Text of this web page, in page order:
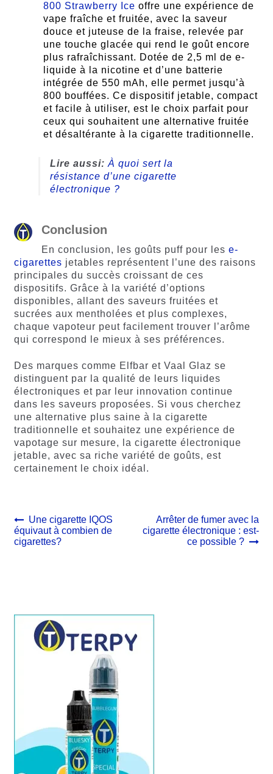
800 Strawberry Ice offre une expérience de
vape fraîche et fruitée, avec la saveur
douce et juteuse de la fraise, relevée par
une touche glacée qui rend le goût encore
plus rafraîchissant. Dotée de 2,5 ml de e-
liquide à la nicotine et d’une batterie
intégrée de 550 mAh, elle permet jusqu’à
800 bouffées. Ce dispositif jetable, compact
et facile à utiliser, est le choix parfait pour
ceux qui souhaitent une alternative fruitée
et désaltérante à la cigarette traditionnelle.
Lire aussi: À quoi sert la
résistance d’une cigarette
électronique ?
Conclusion
En conclusion, les goûts puff pour les e-
cigarettes jetables représentent l’une des raisons
principales du succès croissant de ces
dispositifs. Grâce à la variété d’options
disponibles, allant des saveurs fruitées et
sucrées aux mentholées et plus complexes,
chaque vapoteur peut facilement trouver l’arôme
qui correspond le mieux à ses préférences.
Des marques comme Elfbar et Vaal Glaz se
distinguent par la qualité de leurs liquides
électroniques et par leur innovation continue
dans les saveurs proposées. Si vous cherchez
une alternative plus saine à la cigarette
traditionnelle et souhaitez une expérience de
vapotage sur mesure, la cigarette électronique
jetable, avec sa riche variété de goûts, est
certainement le choix idéal.
Navigation
de
l’article
Article
précédent :
Une cigarette IQOS
équivaut à combien de
cigarettes?
Article
suivant :
Arrêter de fumer avec la
cigarette électronique : est-
ce possible ?